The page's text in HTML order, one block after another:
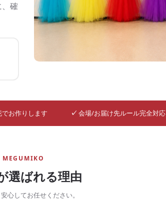
確
でお作りします ✓ 会場/お届け先ルール完全対応
MEGUMIKO
選ばれる理由
心してお任せください。